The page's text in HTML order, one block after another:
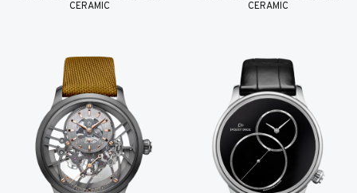
CERAMIC
CERAMIC